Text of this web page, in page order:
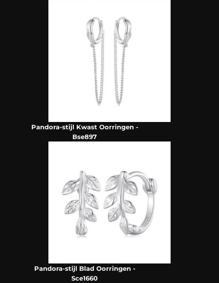
Pandora-stijl Kwast Oorringen -
Bse897
Pandora-stijl Blad Oorringen -
Sce1660